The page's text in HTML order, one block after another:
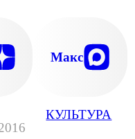
КУЛЬТУРА
Макс